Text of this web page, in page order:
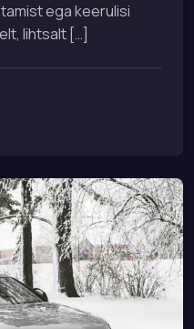
ega keerulisi
lihtsalt […]